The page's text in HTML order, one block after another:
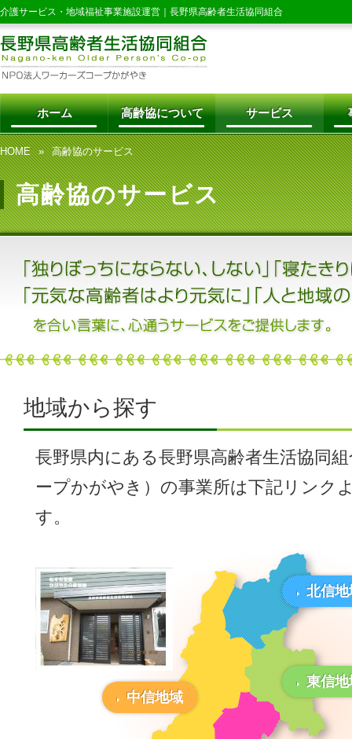
介護サービス・地域福祉事業施設運営｜ 長野県高齢者生活協同組合
ホーム 高齢協について サービス
HOME 高齢協のサービス
高齢協のサービス
地域から探す
長野県内にある長野県高齢者生活協同
ープかがやき）の事業所は下記リンク
す。
北信地
東信地
中信地域